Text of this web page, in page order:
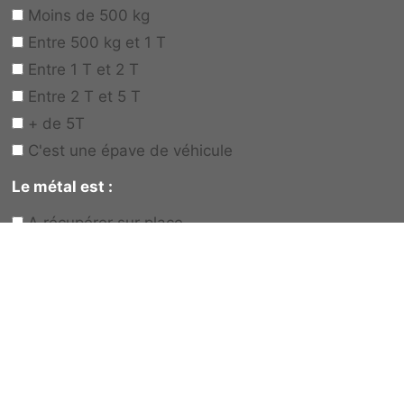
Moins de 500 kg
Entre 500 kg et 1 T
Entre 1 T et 2 T
Entre 2 T et 5 T
+ de 5T
C'est une épave de véhicule
Le métal est :
A récupérer sur place